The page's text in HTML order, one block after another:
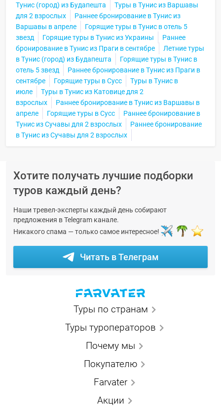
Тунис (город) из Будапешта
Туры в Тунис из Варшавы
для 2 взрослых
Раннее бронирование в Тунис из
Варшавы в апреле
Горящие туры в Тунис в отель 5
звезд
Горящие туры в Тунис из Украины
Раннее
бронирование в Тунис из Праги в сентябре
Летние туры
в Тунис (город) из Будапешта
Горящие туры в Тунис в
отель 5 звезд
Раннее бронирование в Тунис из Праги в
сентябре
Горящие туры в Сусс
Туры в Тунис в
июле
Туры в Тунис из Катовице для 2
взрослых
Раннее бронирование в Тунис из Варшавы в
апреле
Горящие туры в Сусс
Раннее бронирование в
Тунис из Сучавы для 2 взрослых
Раннее бронирование
в Тунис из Сучавы для 2 взрослых
Хотите получать лучшие подборки
туров каждый день?
Наши тревел-эксперты каждый день собирают
предложения в Telegram канале.
Никакого спама — только самое интересное!
Читать в Телеграм
Туры по странам
Туры туроператоров
Почему мы
Покупателю
Farvater
Акции